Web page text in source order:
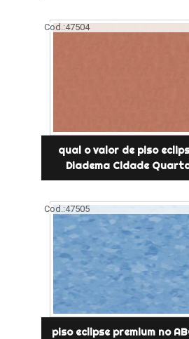
Cod.:47504
qual o valor de piso
Diadema Cidade
Cod.:47505
piso eclipse premium no